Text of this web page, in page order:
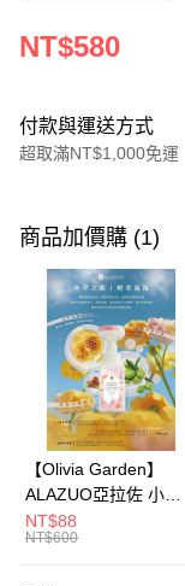
NT$580
付款與運送方式
超取滿NT$1,000免運
信用卡一次付款
LINE Pay
Apple Pay
街口支付
悠遊付
Google Pay
全盈+PAY
大哥付你分期
商品加價購 (1)
【Olivia Garden】
ALAZUO亞拉佐 小芽
之露輕柔泡泡洗手慕斯
350ml
NT$88
NT$600